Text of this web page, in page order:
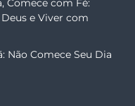
Comece com Fé:
e Viver com
Não Comece Seu Dia